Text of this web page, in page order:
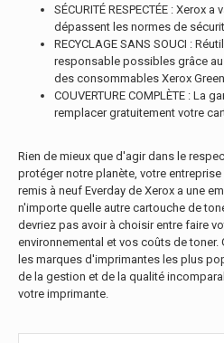
SÉCURITÉ RESPECTÉE : Xerox
dépassent les normes de
RECYCLAGE SANS SOUCI :
responsable possibles grâce
des consommables Xerox
COUVERTURE COMPLÈTE : La
remplacer gratuitement votre
Rien de mieux que d'agir dans le
protéger notre planète, votre
remis à neuf Everday de Xerox a une
n'importe quelle autre cartouche de
devriez pas avoir à choisir entre faire
environnemental et vos coûts de
les marques d'imprimantes les plus
de la gestion et de la qualité
votre imprimante.